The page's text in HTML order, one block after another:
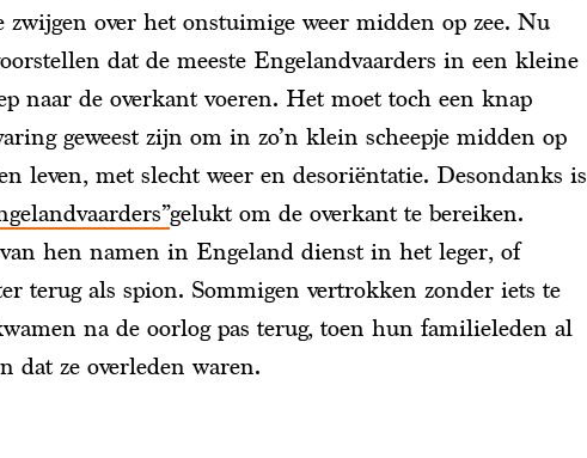
zwijgen over het onstuimige weer midden op zee. Nu
dat de meeste Engelandvaarders in een kleine
naar de overkant voeren. Het moet toch een knap
geweest zijn om in zo’n klein scheepje midden op
leven, met slecht weer en desoriëntatie. Desondanks is
gelukt om de overkant te bereiken.
hen namen in Engeland dienst in het leger, of
terug als spion. Sommigen vertrokken zonder iets te
na de oorlog pas terug, toen hun familieleden al
dat ze overleden waren.